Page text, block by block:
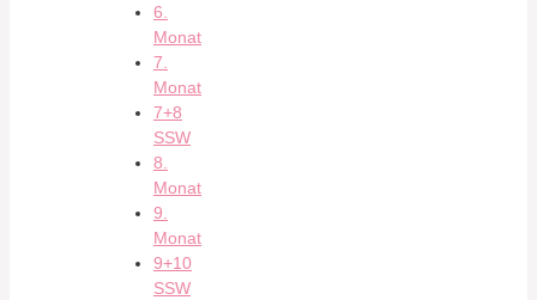
6.
Monat
7.
Monat
7+8
SSW
8.
Monat
9.
Monat
9+10
SSW